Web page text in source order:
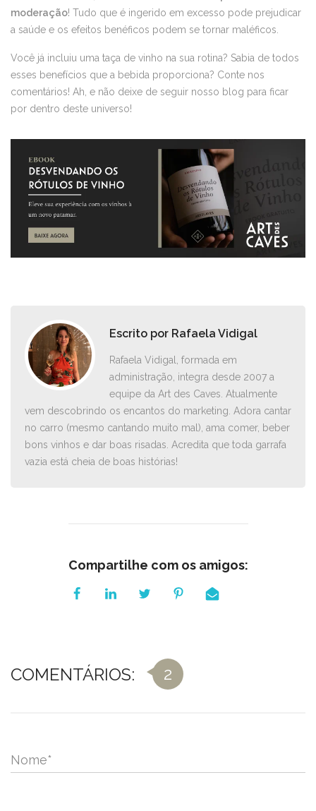
moderação! Tudo que é ingerido em excesso pode prejudicar
a saúde e os efeitos benéficos podem se tornar maléficos.
Você já incluiu uma taça de vinho na sua rotina? Sabia de todos
esses benefícios que a bebida proporciona? Conte nos
comentários! Ah, e não deixe de seguir nosso blog para ficar
por dentro deste universo!
Escrito por Rafaela Vidigal
Rafaela Vidigal, formada em
administração, integra desde 2007 a
equipe da Art des Caves. Atualmente
vem descobrindo os encantos do marketing. Adora cantar
no carro ­(mesmo cantando muito mal), ama comer, beber
bons vinhos e dar boas risadas. Acredita que toda garrafa
vazia está cheia de boas histórias!
Compartilhe com os amigos:
COMENTÁRIOS: 2
Nome*